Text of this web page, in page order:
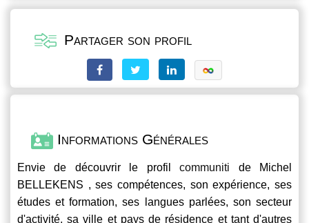
Partager son profil
Informations Générales
Envie de découvrir le profilcommuniti de Michel
BELLEKENS , ses compétences, son expérience, ses
études et formation, ses langues parlées, son secteur
d'activité, sa ville et pays de résidence et tant d'autres